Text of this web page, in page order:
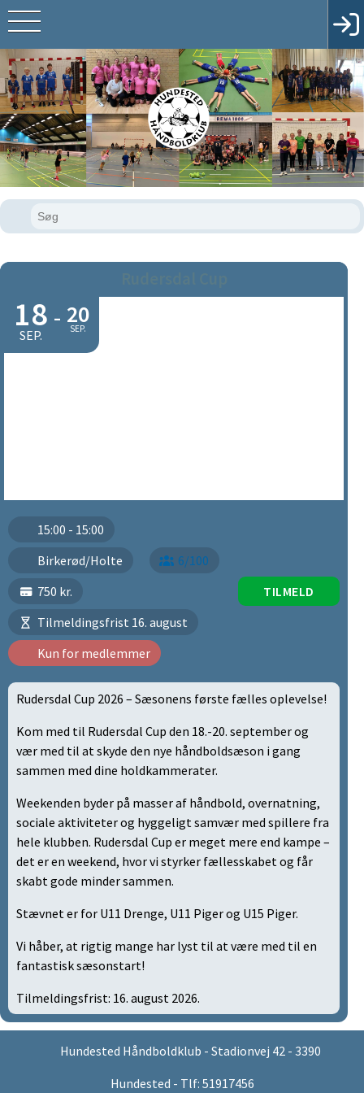
18
SEP.
- 20
SEP.
15:00 - 15:00
Birkerød/Holte
6/100
750 kr.
Tilmeldingsfrist 16. august
Kun for medlemmer
TILMELD
Rudersdal Cup 2026 – Sæsonens første fælles oplevelse!
Kom med til Rudersdal Cup den 18.-20. september og
vær med til at skyde den nye håndboldsæson i gang
sammen med dine holdkammerater.
Weekenden byder på masser af håndbold, overnatning,
sociale aktiviteter og hyggeligt samvær med spillere fra
hele klubben. Rudersdal Cup er meget mere end kampe –
det er en weekend, hvor vi styrker fællesskabet og får
skabt gode minder sammen.
Stævnet er for U11 Drenge, U11 Piger og U15 Piger.
Vi håber, at rigtig mange har lyst til at være med til en
fantastisk sæsonstart!
Tilmeldingsfrist: 16. august 2026.
Hundested Håndboldklub - Stadionvej 42 - 3390
Hundested - Tlf: 51917456